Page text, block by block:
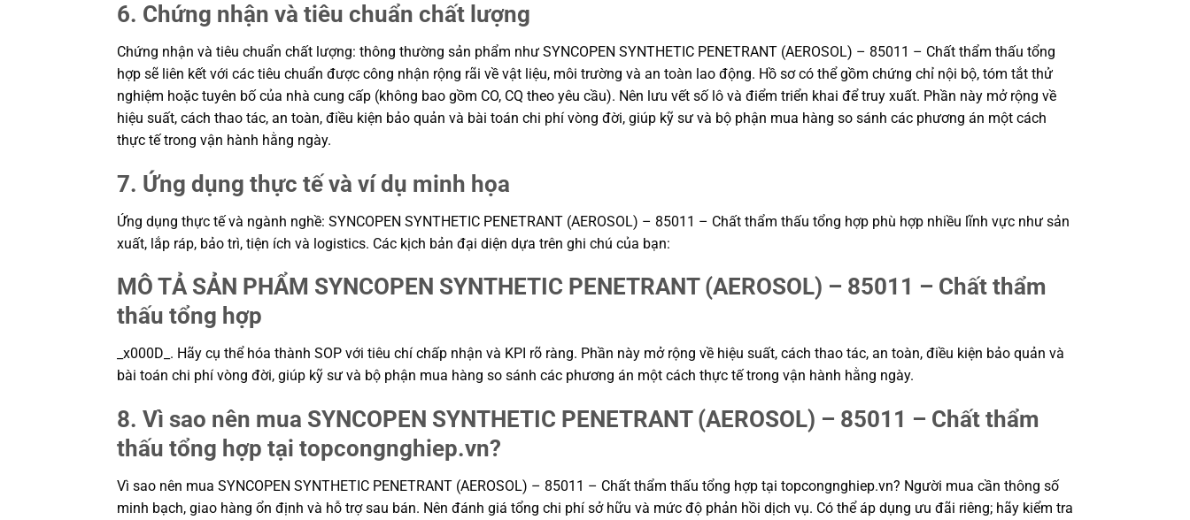
6. Chứng nhận và tiêu chuẩn chất lượng
Chứng nhận và tiêu chuẩn chất lượng: thông thường sản phẩm như SYNCOPEN SYNTHETIC PENETRANT (AEROSOL) – 85011 – Chất thẩm thấu tổng
hợp sẽ liên kết với các tiêu chuẩn được công nhận rộng rãi về vật liệu, môi trường và an toàn lao động. Hồ sơ có thể gồm chứng chỉ nội bộ, tóm tắt thử
nghiệm hoặc tuyên bố của nhà cung cấp (không bao gồm CO, CQ theo yêu cầu). Nên lưu vết số lô và điểm triển khai để truy xuất. Phần này mở rộng về
hiệu suất, cách thao tác, an toàn, điều kiện bảo quản và bài toán chi phí vòng đời, giúp kỹ sư và bộ phận mua hàng so sánh các phương án một cách
thực tế trong vận hành hằng ngày.
7. Ứng dụng thực tế và ví dụ minh họa
Ứng dụng thực tế và ngành nghề: SYNCOPEN SYNTHETIC PENETRANT (AEROSOL) – 85011 – Chất thẩm thấu tổng hợp phù hợp nhiều lĩnh vực như sản
xuất, lắp ráp, bảo trì, tiện ích và logistics. Các kịch bản đại diện dựa trên ghi chú của bạn:
MÔ TẢ SẢN PHẨM SYNCOPEN SYNTHETIC PENETRANT (AEROSOL) – 85011 – Chất thẩm
thấu tổng hợp
_x000D_. Hãy cụ thể hóa thành SOP với tiêu chí chấp nhận và KPI rõ ràng. Phần này mở rộng về hiệu suất, cách thao tác, an toàn, điều kiện bảo quản và
bài toán chi phí vòng đời, giúp kỹ sư và bộ phận mua hàng so sánh các phương án một cách thực tế trong vận hành hằng ngày.
8. Vì sao nên mua SYNCOPEN SYNTHETIC PENETRANT (AEROSOL) – 85011 – Chất thẩm
thấu tổng hợp tại topcongnghiep.vn?
Vì sao nên mua SYNCOPEN SYNTHETIC PENETRANT (AEROSOL) – 85011 – Chất thẩm thấu tổng hợp tại topcongnghiep.vn? Người mua cần thông số
minh bạch, giao hàng ổn định và hỗ trợ sau bán. Nên đánh giá tổng chi phí sở hữu và mức độ phản hồi dịch vụ. Có thể áp dụng ưu đãi riêng; hãy kiểm tra